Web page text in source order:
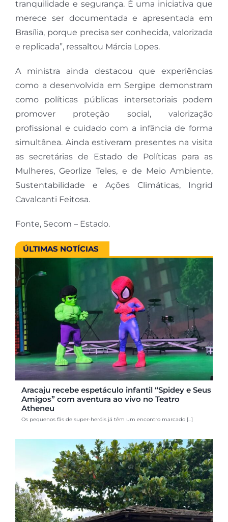
tranquilidade e segurança. É uma iniciativa que
merece ser documentada e apresentada em
Brasília, porque precisa ser conhecida, valorizada
e replicada”, ressaltou Márcia Lopes.
A ministra ainda destacou que experiências
como a desenvolvida em Sergipe demonstram
como políticas públicas intersetoriais podem
promover proteção social, valorização
profissional e cuidado com a infância de forma
simultânea. Ainda estiveram presentes na visita
as secretárias de Estado de Políticas para as
Mulheres, Georlize Teles, e de Meio Ambiente,
Sustentabilidade e Ações Climáticas, Ingrid
Cavalcanti Feitosa.
Fonte, Secom – Estado.
ÚLTIMAS NOTÍCIAS
Aracaju recebe espetáculo infantil “Spidey e Seus
Amigos” com aventura ao vivo no Teatro
Atheneu
Os pequenos fãs de super-heróis já têm um encontro marcado [...]